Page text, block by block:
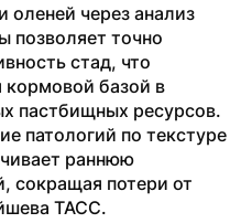
оленей через анализ
точно
стад, что
кормовой базой в
пастбищных ресурсов.
патологий по текстуре
раннюю
сокращая потери от
ТАСС.